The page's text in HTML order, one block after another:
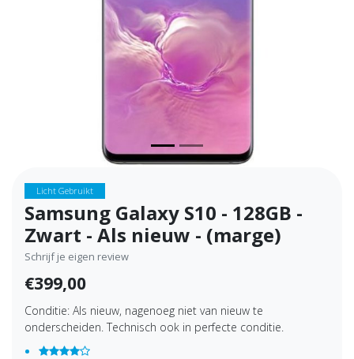
Licht Gebruikt
Samsung Galaxy S10 - 128GB -
Zwart - Als nieuw - (marge)
Schrijf je eigen review
€399,00
Conditie: Als nieuw, nagenoeg niet van nieuw te
onderscheiden. Technisch ook in perfecte conditie.